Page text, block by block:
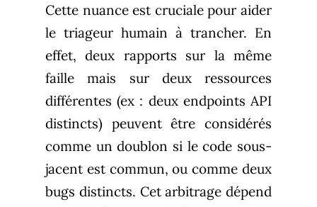
Cette nuance est cruciale pour aider
le triageur humain à trancher. En
effet, deux rapports sur la même
faille mais sur deux ressources
différentes (ex : deux endpoints API
distincts) peuvent être considérés
comme un doublon si le code sous-
jacent est commun, ou comme deux
bugs distincts. Cet arbitrage dépend